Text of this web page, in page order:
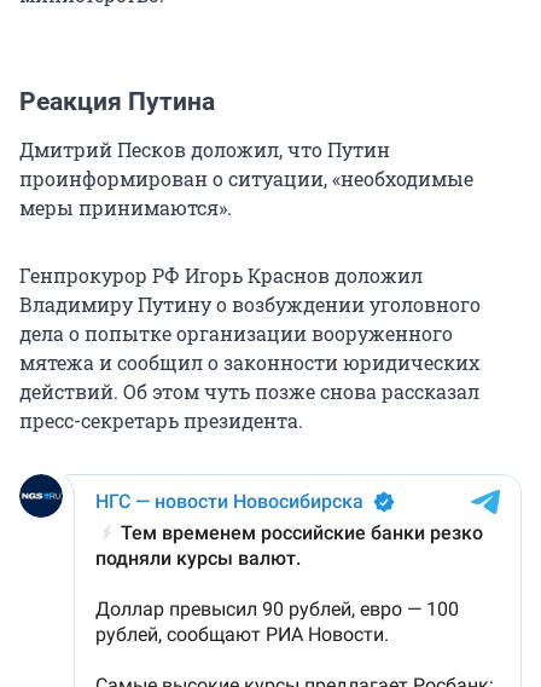
Реакция Путина
Дмитрий Песков доложил, что Путин
проинформирован о ситуации, «необходимые
меры принимаются».
Генпрокурор РФ Игорь Краснов доложил
Владимиру Путину о возбуждении уголовного
дела о попытке организации вооруженного
мятежа и сообщил о законности юридических
действий. Об этом чуть позже снова рассказал
пресс-секретарь президента.